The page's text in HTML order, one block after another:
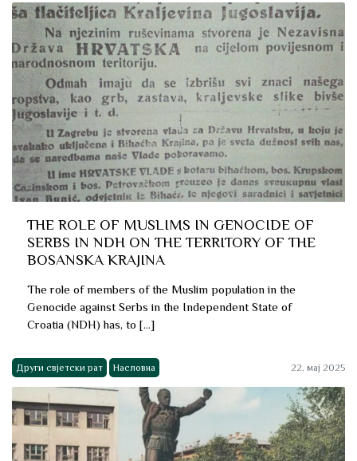
THE ROLE OF MUSLIMS IN GENOCIDE OF
SERBS IN NDH ON THE TERRITORY OF THE
BOSANSKA KRAJINA
The role of members of the Muslim population in the
Genocide against Serbs in the Independent State of
Croatia (NDH) has, to […]
Други свјетски рат Насловна 22. мај 2025